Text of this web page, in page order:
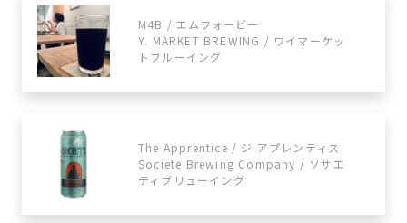
M4B / エムフォービー
Y. MARKET BREWING / ワイマーケッ
トブルーイング
The Apprentice / ジ アプレンティス
Societe Brewing Company / ソサエ
ティブリューイング